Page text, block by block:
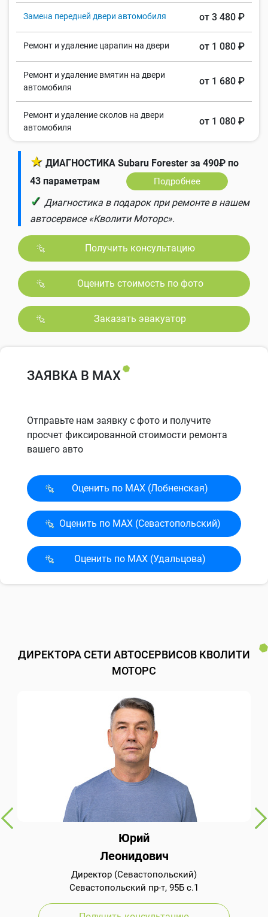
Замена передней двери автомобиля от 3 480 ₽
Ремонт и удаление царапин на двери от 1 080 ₽
Ремонт и удаление вмятин на двери
автомобиля
от 1 680 ₽
Ремонт и удаление сколов на двери
автомобиля
от 1 080 ₽
★ ДИАГНОСТИКА Subaru Forester за 490₽ по
43 параметрам
Подробнее
✓ Диагностика в подарок при ремонте в нашем
автосервисе «Кволити Моторс».
Получить консультацию
Оценить стоимость по фото
Заказать эвакуатор
ЗАЯВКА В MAX
Отправьте нам заявку с фото и получите
просчет фиксированной стоимости ремонта
вашего авто
Оценить по MAX (Лобненская)
Оценить по MAX (Севасто­польский)
Оценить по MAX (Удальцова)
ДИРЕКТОРА СЕТИ АВТОСЕРВИСОВ КВОЛИТИ
МОТОРС
Юрий
Леонидович
Директор (Севастопольский)
Севастопольский пр-т, 95Б с.1